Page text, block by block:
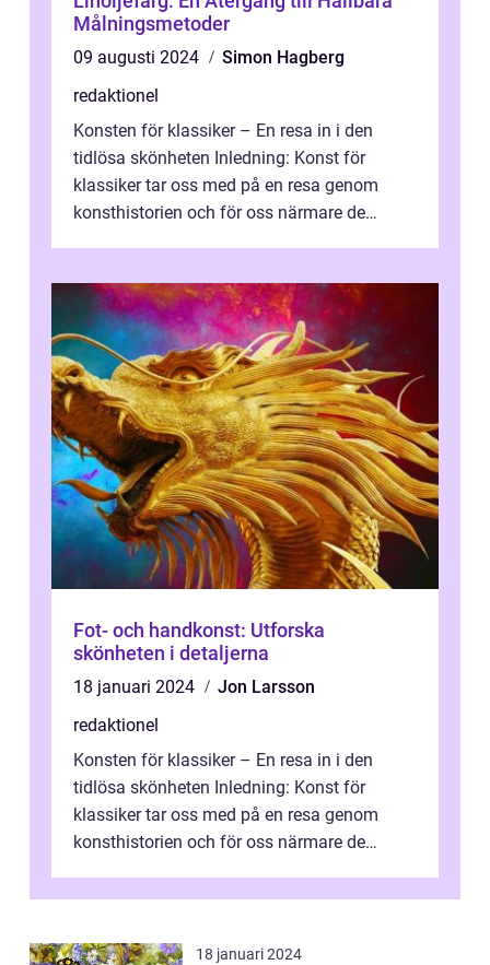
Målningsmetoder
09 augusti 2024
Simon Hagberg
redaktionel
Konsten för klassiker – En resa in i den
tidlösa skönheten Inledning: Konst för
klassiker tar oss med på en resa genom
konsthistorien och för oss närmare de
Fot- och handkonst: Utforska
skönheten i detaljerna
18 januari 2024
Jon Larsson
redaktionel
Konsten för klassiker – En resa in i den
tidlösa skönheten Inledning: Konst för
klassiker tar oss med på en resa genom
konsthistorien och för oss närmare de
18 januari 2024